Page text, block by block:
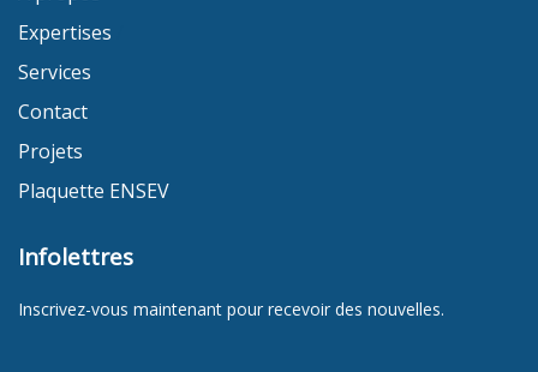
Expertises
Services
Contact
Projets
Plaquette ENSEV
Infolettres
Inscrivez-vous maintenant pour recevoir des nouvelles.